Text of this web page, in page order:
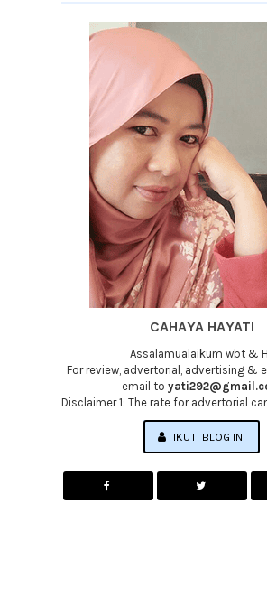
CAHAYA HAYATI
Assalamualaikum wbt &
For review, advertorial, advertising &
email to
Disclaimer 1: The rate for advertorial
IKUTI BLOG INI